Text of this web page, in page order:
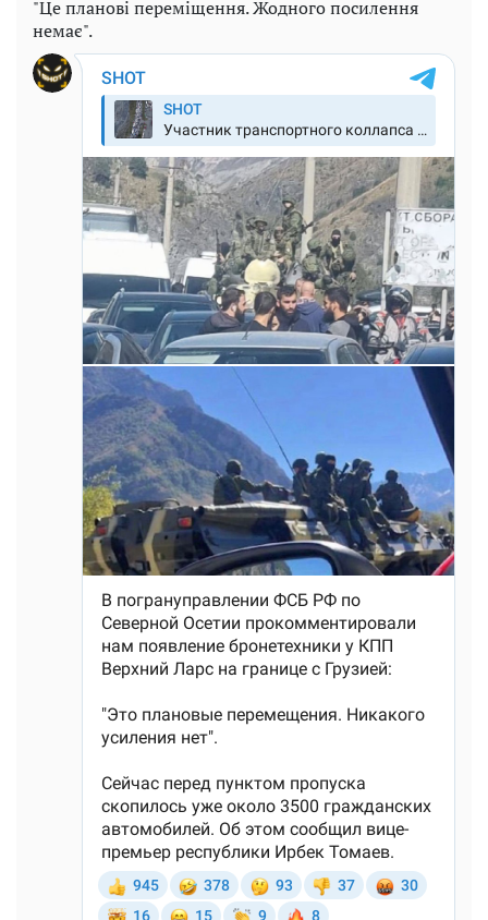
"Це планові переміщення. Жодного посилення
немає".